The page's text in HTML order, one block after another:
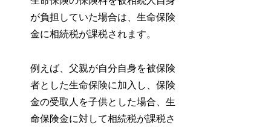
が負担していた場合は、生命保険
金に相続税が課税されます。
例えば、父親が自分自身を被保険
者とした生命保険に加入し、保険
金の受取人を子供とした場合、生
命保険金に対して相続税が課税さ